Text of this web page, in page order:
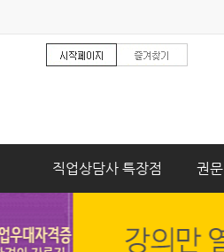
직업상담사 특장점 권